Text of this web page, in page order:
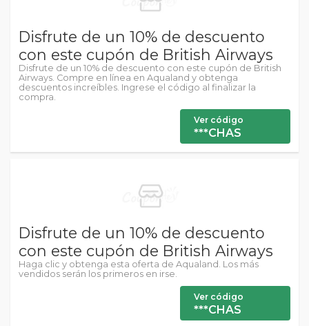
Disfrute de un 10% de descuento
con este cupón de British Airways
Disfrute de un 10% de descuento con este cupón de British
Airways. Compre en línea en Aqualand y obtenga
descuentos increíbles. Ingrese el código al finalizar la
compra.
Ver código
***CHAS
Disfrute de un 10% de descuento
con este cupón de British Airways
Haga clic y obtenga esta oferta de Aqualand. Los más
vendidos serán los primeros en irse.
Ver código
***CHAS